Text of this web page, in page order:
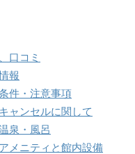
口コミ
報
件・注意事項
キャンセルに関して
泉・風呂
アメニティと館内設備